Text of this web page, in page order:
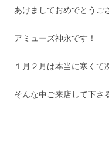
あけましておめでとうご
アミューズ神永です！
１月２月は本当に寒くて
そんな中ご来店して下さ